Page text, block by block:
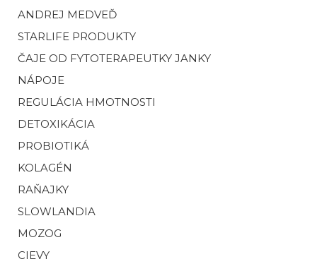
ANDREJ MEDVEĎ
STARLIFE PRODUKTY
ČAJE OD FYTOTERAPEUTKY JANKY
NÁPOJE
REGULÁCIA HMOTNOSTI
DETOXIKÁCIA
PROBIOTIKÁ
KOLAGÉN
RAŇAJKY
SLOWLANDIA
MOZOG
CIEVY